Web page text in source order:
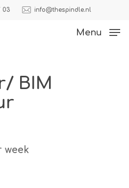
03 info@thespindle.nl
Menu
BIM
week
Close